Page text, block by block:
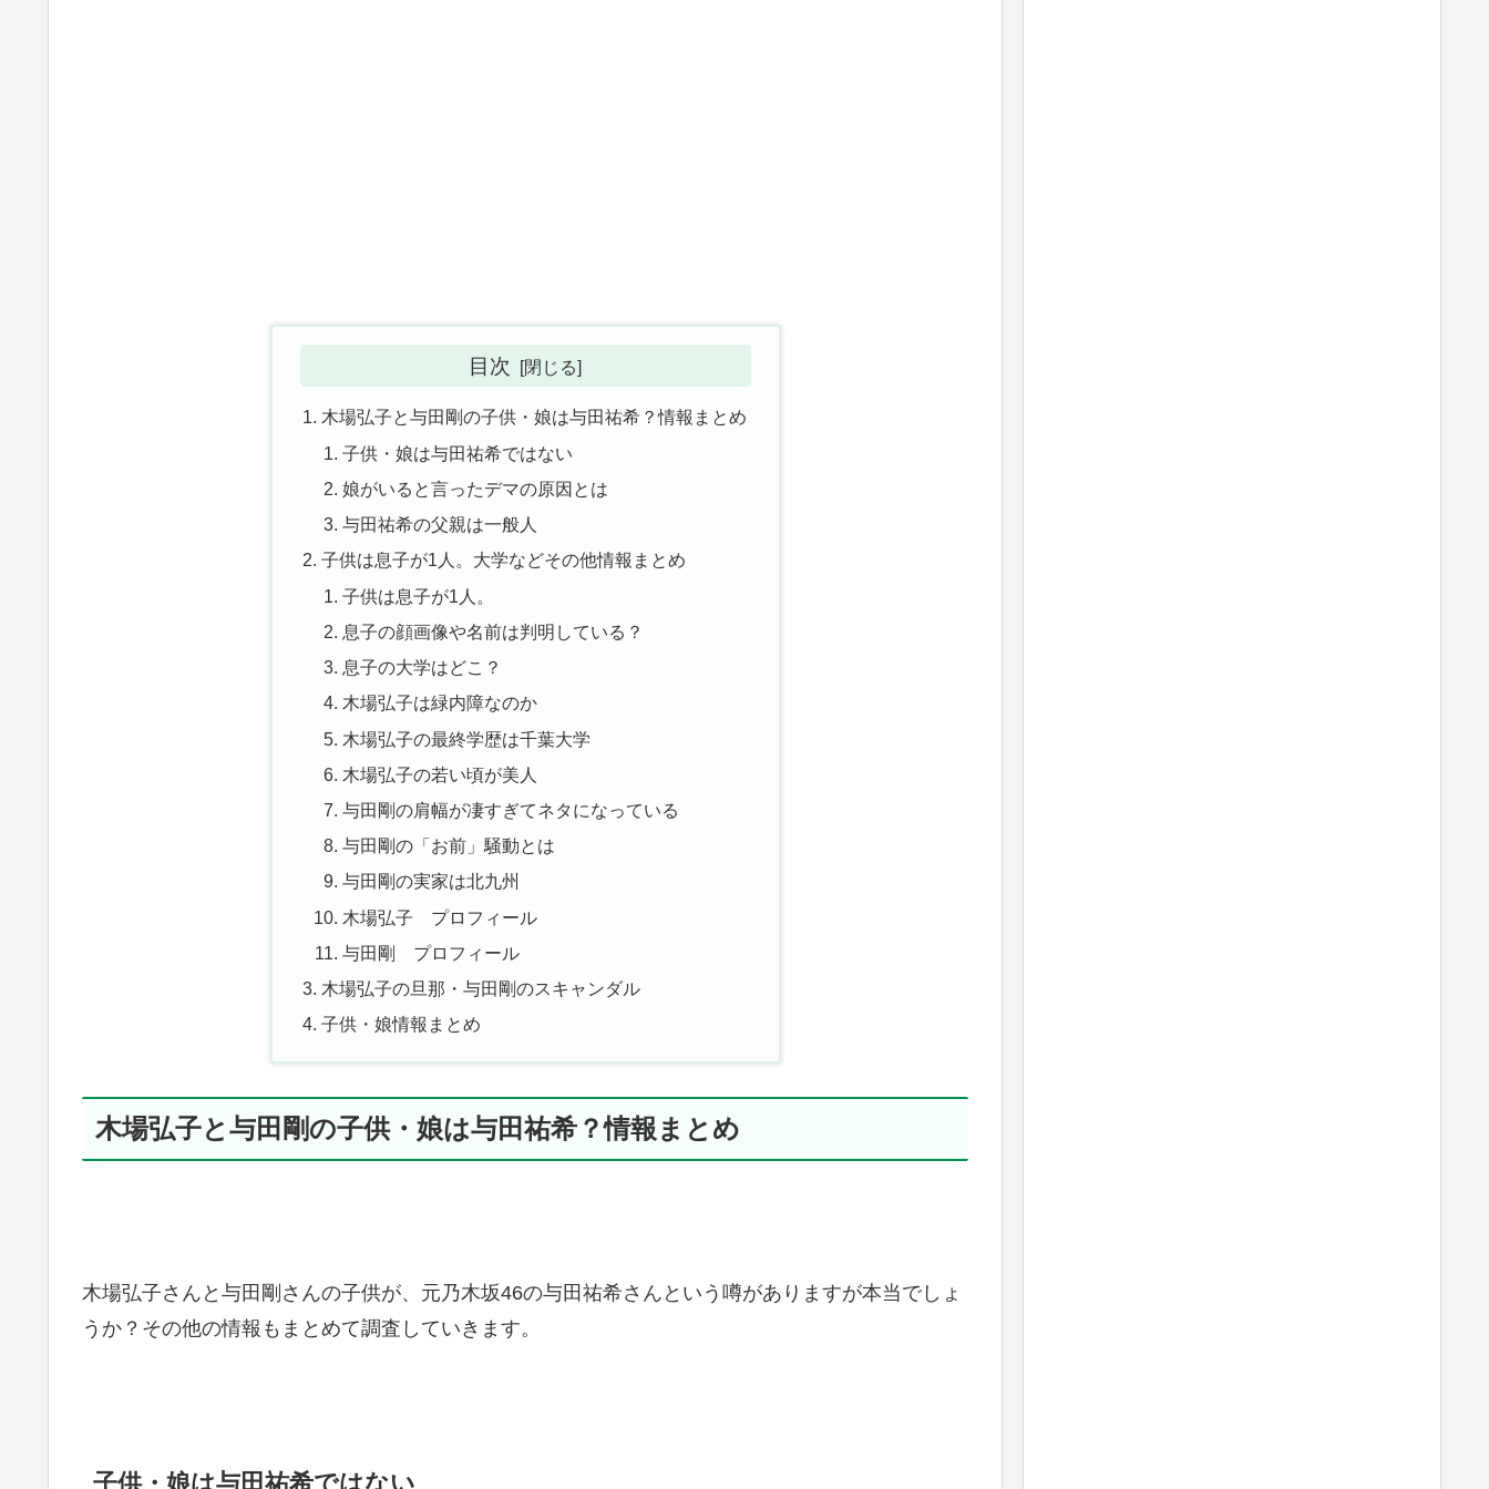
目次
木場弘子と与田剛の子供・娘は与田祐希？情報まとめ
子供・娘は与田祐希ではない
娘がいると言ったデマの原因とは
与田祐希の父親は一般人
子供は息子が1人。大学などその他情報まとめ
子供は息子が1人。
息子の顔画像や名前は判明している？
息子の大学はどこ？
木場弘子は緑内障なのか
木場弘子の最終学歴は千葉大学
木場弘子の若い頃が美人
与田剛の肩幅が凄すぎてネタになっている
与田剛の「お前」騒動とは
与田剛の実家は北九州
木場弘子 プロフィール
与田剛 プロフィール
木場弘子の旦那・与田剛のスキャンダル
子供・娘情報まとめ
木場弘子と与田剛の子供・娘は与田祐希？情報まとめ
木場弘子さんと与田剛さんの子供が、元乃木坂46の与田祐希さんという噂がありますが本当でしょ
うか？その他の情報もまとめて調査していきます。
子供・娘は与田祐希ではない